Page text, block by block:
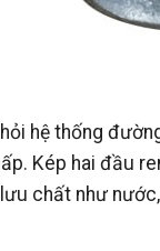
hệ thống
Kép hai đầu
chất như nước,